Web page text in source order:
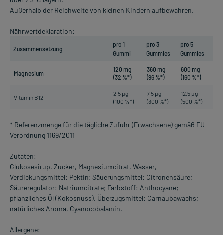
Außerhalb der Reichweite von kleinen Kindern aufbewahren.
Nährwertdeklaration:
Zusammensetzung
pro 1
Gummi
pro 3
Gummies
pro 5
Gummies
Magnesium
120 mg
(32 %*)
360 mg
(96 %*)
600 mg
(160 %*)
Vitamin B12
2,5 µg
(100 %*)
7,5 µg
(300 %*)
12,5 µg
(500 %*)
* Referenzmenge für die tägliche Zufuhr (Erwachsene) gemäß EU-
Verordnung 1169/2011
Zutaten:
Glukosesirup, Zucker, Magnesiumcitrat, Wasser,
Verdickungsmittel: Pektin; Säuerungsmittel: Citronensäure;
Säureregulator: Natriumcitrate; Farbstoff: Anthocyane;
pflanzliches Öl (Kokosnuss), Überzugsmittel: Carnaubawachs;
natürliches Aroma, Cyanocobalamin.
Allergene: